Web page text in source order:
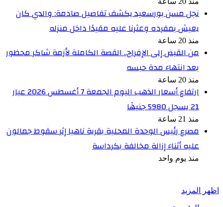
نجل مسن بورسعيد يكشف تفاصيل صادمة: والدي كان
يعيش بمفرده وعثرنا عليه مقيدًا داخل منزله
منذ 20 ساعة
من القبض إلى الإفراج.. القصة الكاملة لأزمة شاكر محظور
بعد انتهاء مدة حبسه
منذ 20 ساعة
ارتفاع أسعار الذهب اليوم الجمعة 7 أغسطس 2026 عيار
21 يسجل 5980 جنيهًا
منذ 21 ساعة
مصرع رئيس الوحدة المحلية بقرية ناهيا إثر سقوط جمالون
عليه أثناء إزالة مخالفة بكرداسة
منذ يوم واحد
اظهر المزيد